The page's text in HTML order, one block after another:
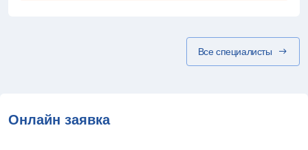
Все специалисты
Онлайн заявка